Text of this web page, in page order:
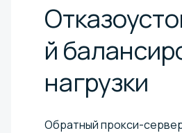
й
нагрузки
Обратный прокси-